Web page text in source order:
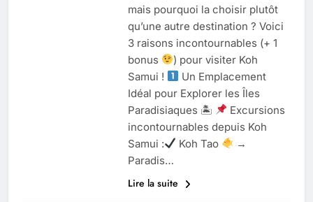
mais pourquoi la choisir plutôt
qu’une autre destination ? Voici
3 raisons incontournables (+ 1
bonus
) pour visiter Koh
Samui !
Un Emplacement
Idéal pour Explorer les Îles
Paradisiaques 🏝
Excursions
incontournables depuis Koh
Samui :
Koh Tao
→
Paradis…
Lire la suite